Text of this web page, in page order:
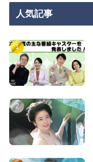
人気記事